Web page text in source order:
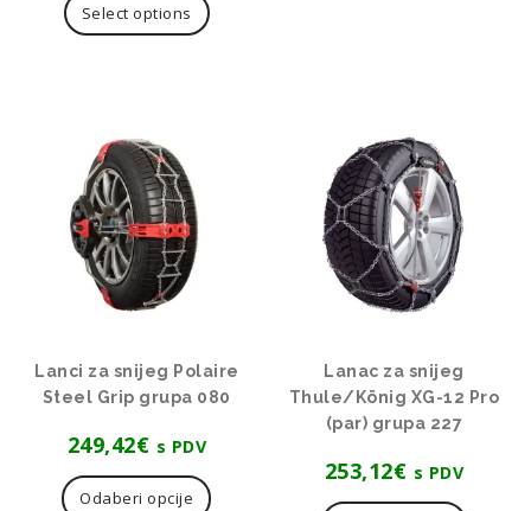
Select options
Lanci za snijeg Polaire
Steel Grip grupa 080
249,42€ s PDV
Odaberi opcije
proizvod
Lanac za snijeg
Thule/König XG-12 Pro
(par) grupa 227
253,12€ s PDV